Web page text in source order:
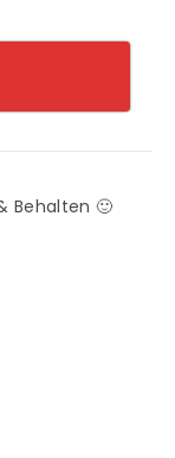
Behalten 🙂